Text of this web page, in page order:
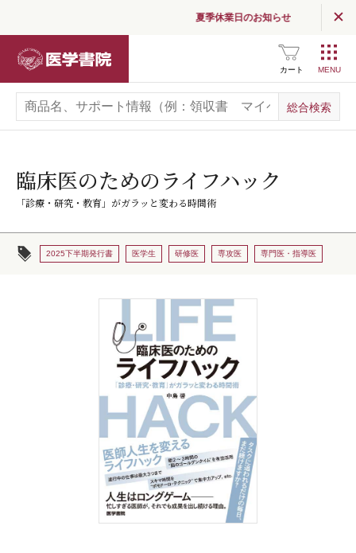
夏季休業日のお知らせ
カート
臨床医のためのライフハック
「診療・研究・教育」がガラッと変わる時間術
2025下半期発行書 医学生 研修医 専攻医 専門医・指導医